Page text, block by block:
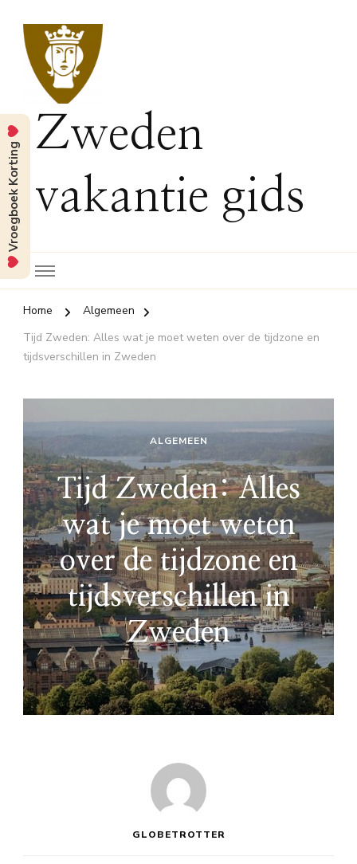
Zweden
vakantie gids
Home
Algemeen
Tijd Zweden: Alles wat je moet weten over de tijdzone en
tijdsverschillen in Zweden
ALGEMEEN
Tijd Zweden: Alles
wat je moet weten
over de tijdzone en
tijdsverschillen in
Zweden
GLOBETROTTER
Vroegboek Korting